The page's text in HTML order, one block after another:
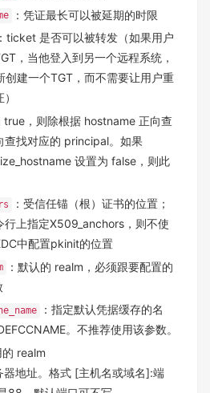
：凭证最长可以被延期的时限
：ticket 是否可以被转发（如果用户
，当他登入到另一个远程系统，
创建一个TGT，而不需要让用户重
true，则除根据 hostname 正向查
查找对应的 principal。如果
设置为 false，则此
：受信任锚（根）证书的位置；
行上指定X509_anchors，则不使
中配置pkinit的位置
：默认的 realm，必须跟要配置的
：指定默认凭据缓存的名
。不推荐使用该参数。
realm
器地址。格式 [主机名或域名]:端